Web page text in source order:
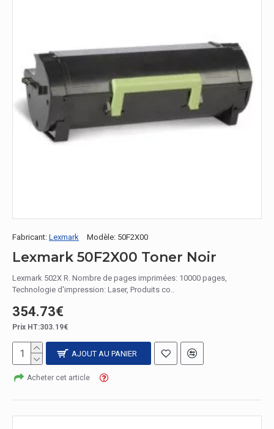
Fabricant: Lexmark Modèle: 50F2X00
Lexmark 50F2X00 Toner Noir
Lexmark 502X R. Nombre de pages imprimées: 10000 pages,
Technologie d'impression: Laser, Produits co..
354.73€
Prix HT:303.19€
AJOUT AU PANIER
Acheter cet article